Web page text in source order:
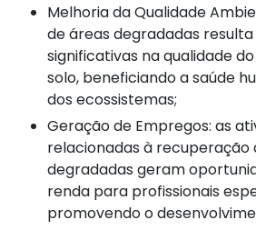
Melhoria da Qualidade Ambiental: a restauração
de áreas degradadas
significativas na qualidade
solo, beneficiando a saúde
dos ecossistemas;
Geração de Empregos: as atividades
relacionadas à recuperação
degradadas geram
renda para profissionais
promovendo o